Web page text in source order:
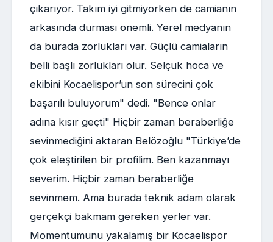
çıkarıyor. Takım iyi gitmiyorken de camianın
arkasında durması önemli. Yerel medyanın
da burada zorlukları var. Güçlü camiaların
belli başlı zorlukları olur. Selçuk hoca ve
ekibini Kocaelispor’un son sürecini çok
başarılı buluyorum" dedi. "Bence onlar
adına kısır geçti" Hiçbir zaman beraberliğe
sevinmediğini aktaran Belözoğlu "Türkiye’de
çok eleştirilen bir profilim. Ben kazanmayı
severim. Hiçbir zaman beraberliğe
sevinmem. Ama burada teknik adam olarak
gerçekçi bakmam gereken yerler var.
Momentumunu yakalamış bir Kocaelispor